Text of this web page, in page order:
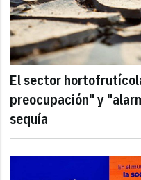
El sector
preocupación" y
sequía